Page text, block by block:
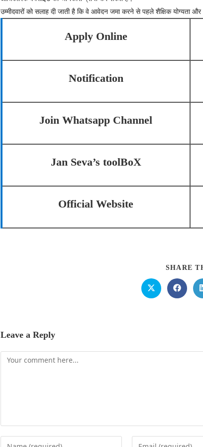
उम्मीदवारों को सलाह दी जाती है कि वे आवेदन जमा करने से पहले शैक्षिक योग्यता
Apply Online
Notification
Join Whatsapp Channel
Jan Seva’s toolBoX
Official Website
SHARE
Leave a Reply